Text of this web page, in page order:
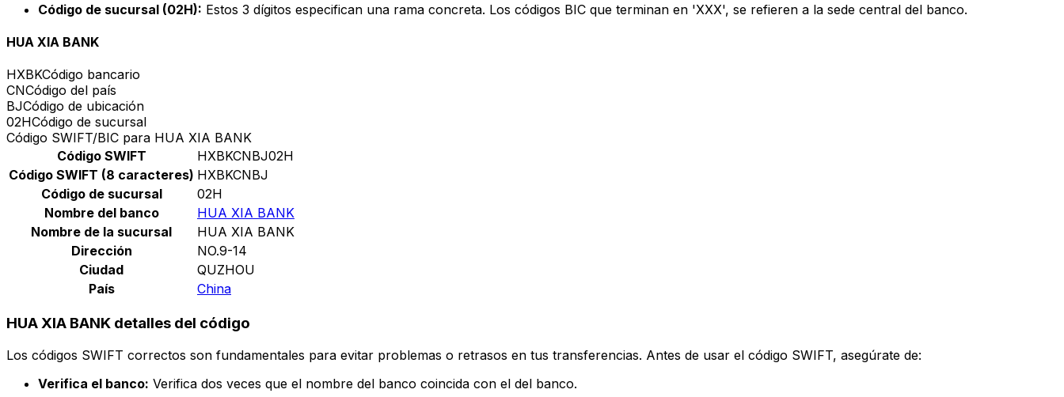
Código de sucursal (02H): Estos 3 dígitos especifican una rama concreta. Los códigos BIC que terminan en 'XXX', se refieren a la sede central del banco.
HUA XIA BANK
HXBKCódigo bancario
CNCódigo del país
BJCódigo de ubicación
02HCódigo de sucursal
Código SWIFT/BIC para HUA XIA BANK
Código SWIFT
HXBKCNBJ02H
Código SWIFT (8 caracteres) HXBKCNBJ
Código de sucursal
02H
Nombre del banco
HUA XIA BANK
Nombre de la sucursal
HUA XIA BANK
Dirección
NO.9-14
Ciudad
QUZHOU
País
China
HUA XIA BANK detalles del código
Los códigos SWIFT correctos son fundamentales para evitar problemas o retrasos en tus transferencias. Antes de usar el código SWIFT, asegúrate de:
Verifica el banco: Verifica dos veces que el nombre del banco coincida con el del banco.